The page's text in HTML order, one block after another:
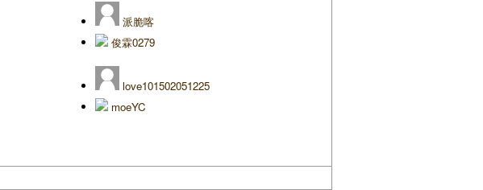
派脆喀
俊霖0279
love101502051225
moeYC